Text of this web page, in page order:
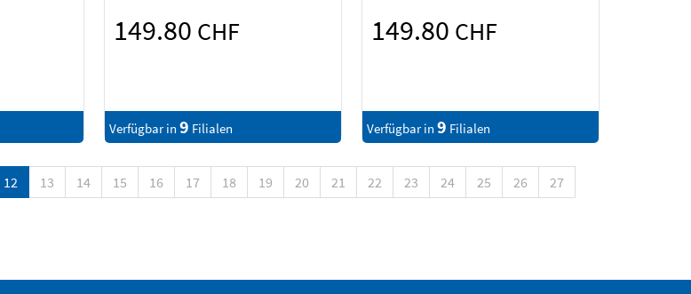
149.80 CHF
Verfügbar in 9 Filialen
149.80 CHF
Verfügbar in 9 Filialen
12 13 14 15 16 17 18 19 20 21 22 23 24 25 26 27